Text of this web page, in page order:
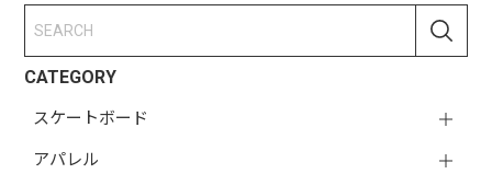
CATEGORY
スケートボード
アパレル